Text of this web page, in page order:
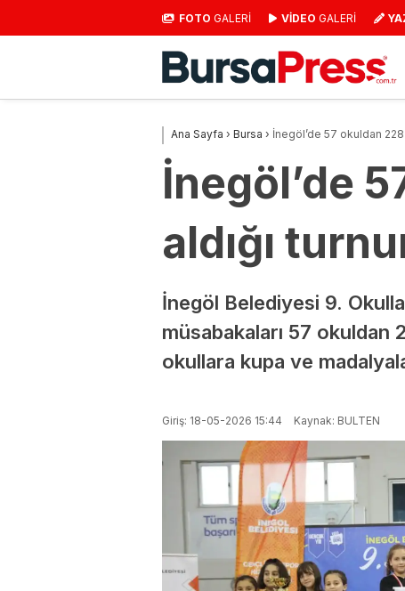
FOTO GALERİ VİDEO GALERİ
Ana Sayfa › Bursa › İnegöl’de 57 okuldan
İnegöl’de
aldığı
İnegöl Belediyesi 9.
müsabakaları 57
okullara kupa ve
Giriş: 18-05-2026 15:44 Kaynak: BULTEN